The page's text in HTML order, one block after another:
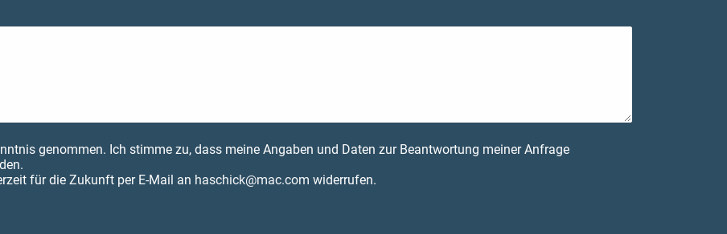
genommen. Ich stimme zu, dass meine Angaben und Daten zur Beantwortung meiner Anfrage
für die Zukunft per E-Mail an haschick@mac.com widerrufen.